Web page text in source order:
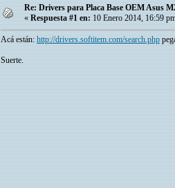
Re: Drivers para Placa Base OEM Asus
« Respuesta #1 en: 10 Enero 2014, 16:59
Acá están: http://drivers.softitem.com/search.php
Suerte.